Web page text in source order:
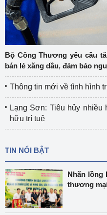
Bộ Công Thương yêu cầu
bán lẻ xăng dầu, đảm bảo
Thông tin mới về tình hình
Lạng Sơn: Tiêu hủy nhiều
hữu trí tuệ
TIN NỔI BẬT
Nhãn lồng
thương